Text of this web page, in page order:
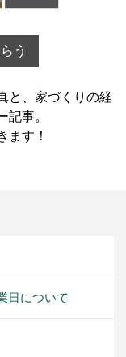
う
と、家づくりの経
記事。
ます！
日について